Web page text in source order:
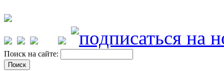
Поиск на сайте: